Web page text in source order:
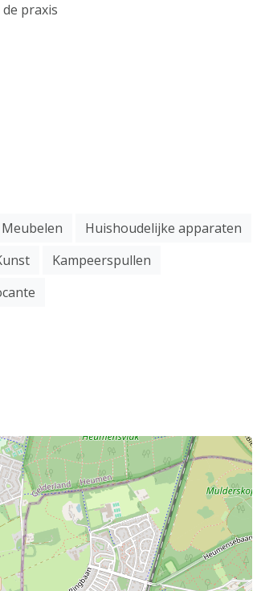
praxis
Meubelen
Huishoudelijke apparaten
Kampeerspullen